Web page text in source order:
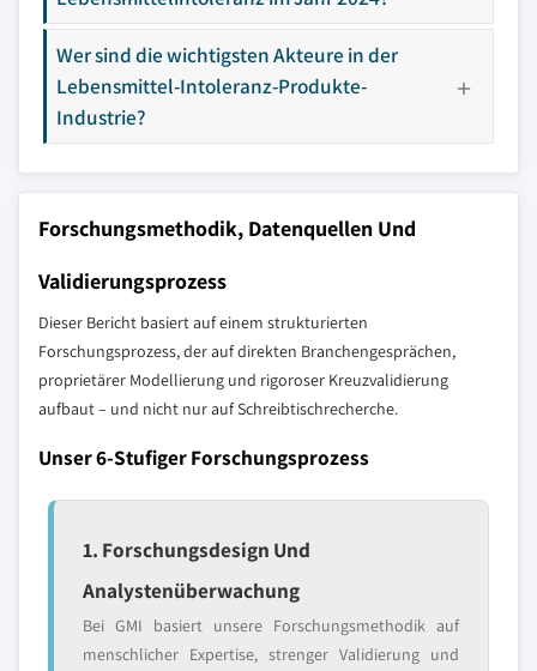
Wer sind die wichtigsten Akteure in der
Lebensmittel-Intoleranz-Produkte-
Industrie?
Forschungsmethodik, Datenquellen Und
Validierungsprozess
Dieser Bericht basiert auf einem strukturierten
Forschungsprozess, der auf direkten Branchengesprächen,
proprietärer Modellierung und rigoroser Kreuzvalidierung
aufbaut – und nicht nur auf Schreibtischrecherche.
Unser 6-Stufiger Forschungsprozess
1. Forschungsdesign Und
Analystenüberwachung
Bei GMI basiert unsere Forschungsmethodik auf
menschlicher Expertise, strenger Validierung und